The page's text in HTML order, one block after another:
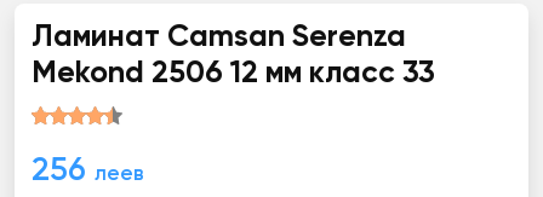
Ламинат Camsan Serenza
Mekond 2506 12 мм класс 33
256 леев